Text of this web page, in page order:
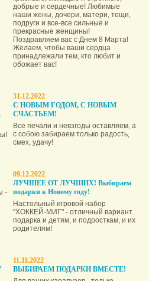
добрые и сердечные! Любимые
наши жены, дочери, матери, тещи,
подруги и все-все сильные и
прекрасные женщины!
Поздравляем вас с Днем 8 Марта!
Желаем, чтобы ваши сердца
принадлежали тем, кто любит и
обожает вас!
-
31.12.2022
С НОВЫМ ГОДОМ, С НОВЫМ
СЧАСТЬЕМ!
Все печали и невзгоды оставляем, а
с собою забираем только радость,
смех, удачу!
09.12.2022
ЛУЧШЕЕ ОТ ЛУЧШИХ! Выбираем
подарки к Новому году!
Настольный игровой набор
"ХОККЕЙ-МИГ" - отличный вариант
подарка и детям, и подросткам, и их
родителям!
11.11.2022
ВЫБИРАЕМ ПОДАРКИ ВМЕСТЕ!